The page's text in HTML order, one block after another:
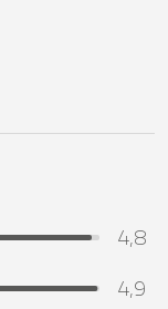
4,8
4,9